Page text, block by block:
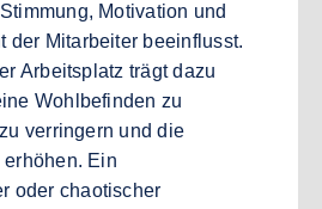
Motivation und
der Mitarbeiter beeinflusst.
Arbeitsplatz trägt dazu
Wohlbefinden zu
verringern und die
Ein
oder chaotischer